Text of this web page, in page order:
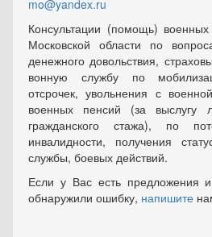
mo@yandex.ru
Консультации (помощь)
Московской области по
денежного довольствия,
вонную службу по
отсрочек, увольнения с
военных пенсий (за выслугу
гражданского стажа), по
инвалидности, получения
службы, боевых действий.
Если у Вас есть предложения
обнаружили ошибку, напишите